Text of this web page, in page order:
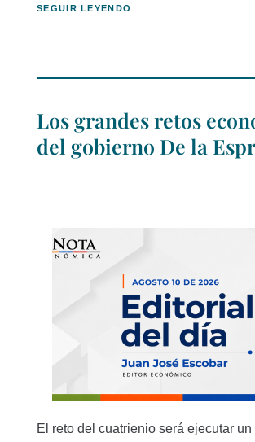
SEGUIR LEYENDO
Los grandes retos
del gobierno De la
El reto del cuatrienio será ejecutar un